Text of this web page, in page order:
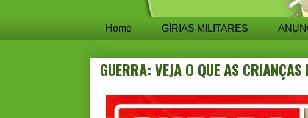
Home GÍRIAS MILITARES
GUERRA: VEJA O QUE AS